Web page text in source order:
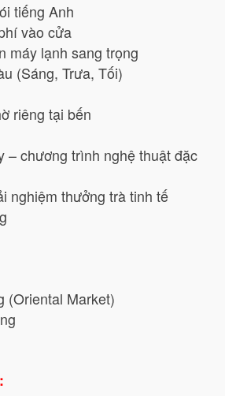
tiếng Anh
vào cửa
máy lạnh sang trọng
(Sáng, Trưa, Tối)
riêng tại bến
– chương trình nghệ thuật đặc
nghiệm thưởng trà tinh tế
(Oriental Market)